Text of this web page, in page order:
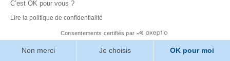
C’est OK pour vous ?
Lire la politique de confidentialité
Consentements certifiés par
Non merci Je choisis OK pour moi